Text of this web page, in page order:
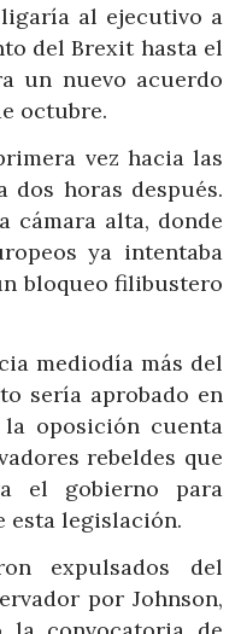
al ejecutivo a
del Brexit hasta el
un nuevo acuerdo
octubre.
vez hacia las
dos horas después.
cámara alta, donde
ya intentaba
bloqueo filibustero
mediodía más del
sería aprobado en
oposición cuenta
rebeldes que
el gobierno para
esta legislación.
expulsados del
por Johnson,